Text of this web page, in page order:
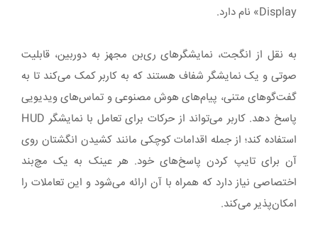
Display» نام دارد.
به نقل از انگجت، نمایشگرهای ری‌بن مجهز به دوربین، قابلیت
صوتی و یک نمایشگر شفاف هستند که به کاربر کمک می‌کند تا به
گفت‌گوهای متنی، پیام‌های هوش مصنوعی و تماس‌های ویدیویی
پاسخ دهد. کاربر می‌تواند از حرکات برای تعامل با نمایشگر HUD
استفاده کند؛ از جمله اقدامات کوچکی مانند کشیدن انگشتان روی
آن برای تایپ کردن پاسخ‌های خود. هر عینک به یک مچ‌بند
اختصاصی نیاز دارد که همراه با آن ارائه می‌شود و این تعاملات را
امکان‌پذیر می‌کند.